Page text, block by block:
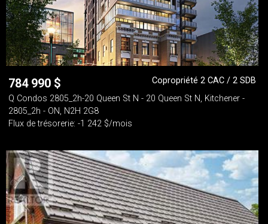
784 990 $
Copropriété 2 CAC / 2 SDB
Q Condos 2805_2h-20 Queen St N - 20 Queen St N, Kitchener -
2805_2h - ON, N2H 2G8
Flux de trésorerie: -1 242 $/mois